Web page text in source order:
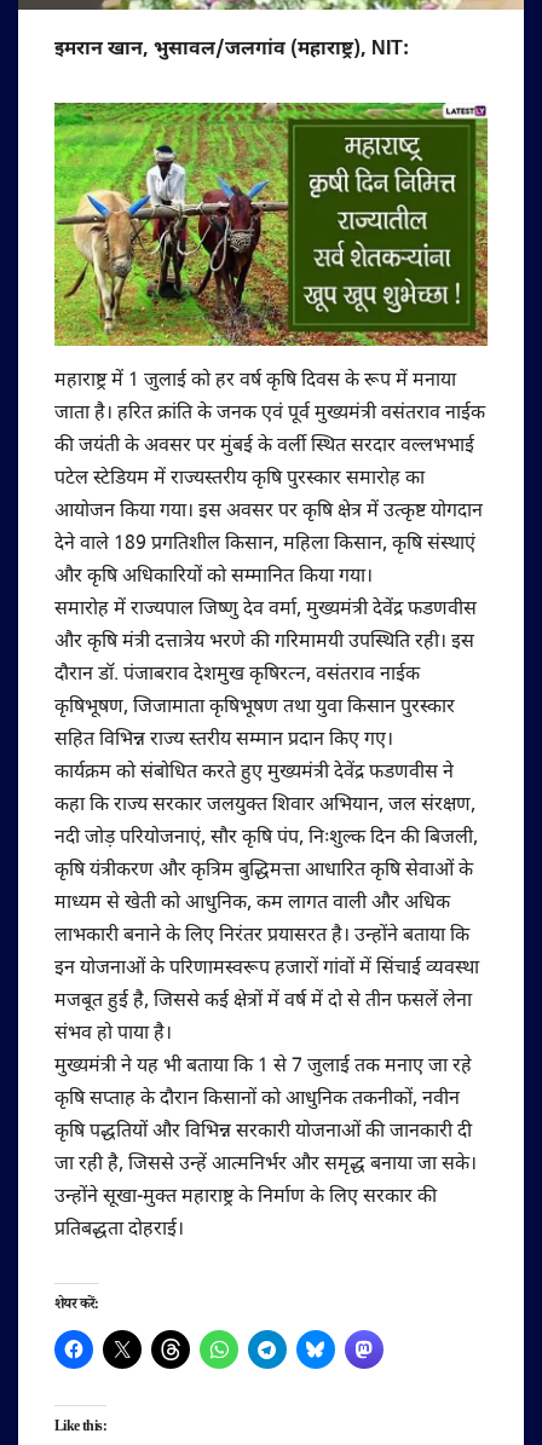
इमरान खान, भुसावल/जलगांव (महाराष्ट्र), NIT:
महाराष्ट्र में 1 जुलाई को हर वर्ष कृषि दिवस के रूप में मनाया
जाता है। हरित क्रांति के जनक एवं पूर्व मुख्यमंत्री वसंतराव नाईक
की जयंती के अवसर पर मुंबई के वर्ली स्थित सरदार वल्लभभाई
पटेल स्टेडियम में राज्यस्तरीय कृषि पुरस्कार समारोह का
आयोजन किया गया। इस अवसर पर कृषि क्षेत्र में उत्कृष्ट योगदान
देने वाले 189 प्रगतिशील किसान, महिला किसान, कृषि संस्थाएं
और कृषि अधिकारियों को सम्मानित किया गया।
समारोह में राज्यपाल जिष्णु देव वर्मा, मुख्यमंत्री देवेंद्र फडणवीस
और कृषि मंत्री दत्तात्रेय भरणे की गरिमामयी उपस्थिति रही। इस
दौरान डॉ. पंजाबराव देशमुख कृषिरत्न, वसंतराव नाईक
कृषिभूषण, जिजामाता कृषिभूषण तथा युवा किसान पुरस्कार
सहित विभिन्न राज्य स्तरीय सम्मान प्रदान किए गए।
कार्यक्रम को संबोधित करते हुए मुख्यमंत्री देवेंद्र फडणवीस ने
कहा कि राज्य सरकार जलयुक्त शिवार अभियान, जल संरक्षण,
नदी जोड़ परियोजनाएं, सौर कृषि पंप, निःशुल्क दिन की बिजली,
कृषि यंत्रीकरण और कृत्रिम बुद्धिमत्ता आधारित कृषि सेवाओं के
माध्यम से खेती को आधुनिक, कम लागत वाली और अधिक
लाभकारी बनाने के लिए निरंतर प्रयासरत है। उन्होंने बताया कि
इन योजनाओं के परिणामस्वरूप हजारों गांवों में सिंचाई व्यवस्था
मजबूत हुई है, जिससे कई क्षेत्रों में वर्ष में दो से तीन फसलें लेना
संभव हो पाया है।
मुख्यमंत्री ने यह भी बताया कि 1 से 7 जुलाई तक मनाए जा रहे
कृषि सप्ताह के दौरान किसानों को आधुनिक तकनीकों, नवीन
कृषि पद्धतियों और विभिन्न सरकारी योजनाओं की जानकारी दी
जा रही है, जिससे उन्हें आत्मनिर्भर और समृद्ध बनाया जा सके।
उन्होंने सूखा-मुक्त महाराष्ट्र के निर्माण के लिए सरकार की
प्रतिबद्धता दोहराई।
शेयर करें:
Like this: